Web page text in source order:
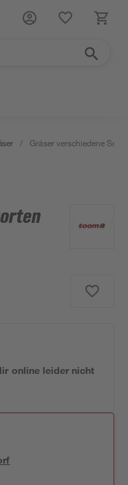
/ Gräser verschiedene
online leider nicht